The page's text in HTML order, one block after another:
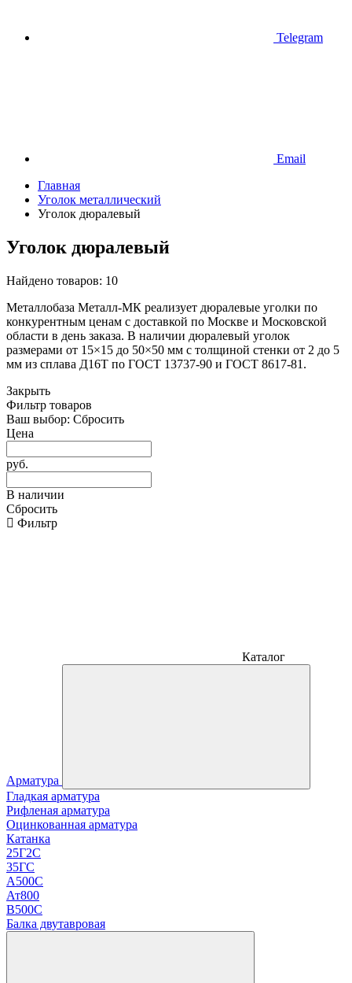
Telegram
Email
Главная
Уголок металлический
Уголок дюралевый
Уголок дюралевый
Найдено товаров: 10
Металлобаза Металл-МК реализует дюралевые уголки по
конкурентным ценам с доставкой по Москве и Московской
области в день заказа. В наличии дюралевый уголок
размерами от 15×15 до 50×50 мм с толщиной стенки от 2 до 5
мм из сплава Д16Т по ГОСТ 13737-90 и ГОСТ 8617-81.
Закрыть
Фильтр товаров
Ваш выбор: Сбросить
Цена
руб.
В наличии
Сбросить
Фильтр
Каталог
Арматура
Гладкая арматура
Рифленая арматура
Оцинкованная арматура
Катанка
25Г2С
35ГС
А500С
Ат800
В500С
Балка двутавровая